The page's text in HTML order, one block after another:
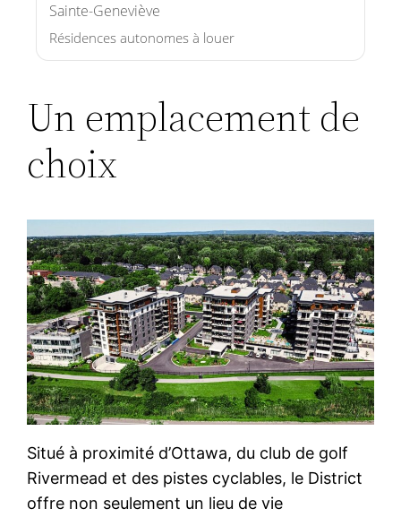
Sainte-Geneviève
Résidences autonomes à louer
Un emplacement de
choix
Situé à proximité d’Ottawa, du club de golf
Rivermead et des pistes cyclables, le District
offre non seulement un lieu de vie